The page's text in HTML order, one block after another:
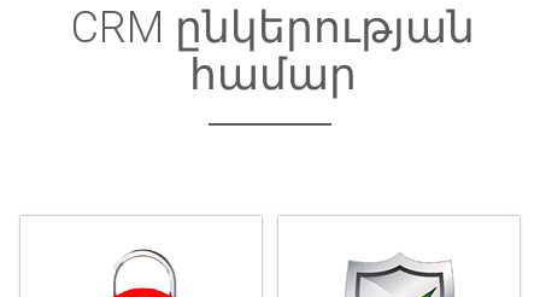
CRM ընկերության
համար